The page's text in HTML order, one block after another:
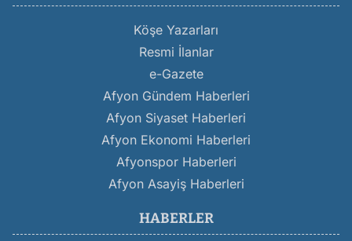
Köşe Yazarları
Resmi İlanlar
e-Gazete
Afyon Gündem Haberleri
Afyon Siyaset Haberleri
Afyon Ekonomi Haberleri
Afyonspor Haberleri
Afyon Asayiş Haberleri
HABERLER